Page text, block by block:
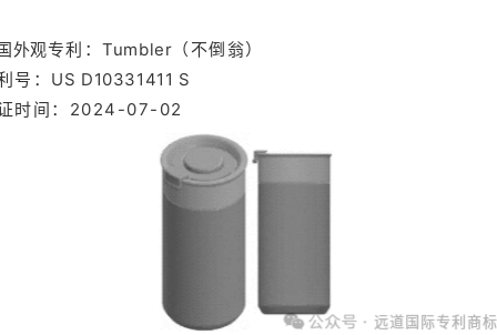
外观专利：Tumbler （不倒翁）
号： US D10331411 S
时间：2024-07-02